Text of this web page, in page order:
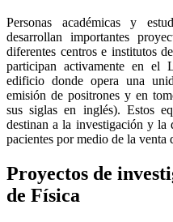
Personas académicas y
desarrollan importantes
diferentes centros e institutos
participan activamente en el
edificio donde opera una
emisión de positrones y en
sus siglas en inglés). Estos
destinan a la investigación y la
pacientes por medio de la venta
Proyectos de
de Física